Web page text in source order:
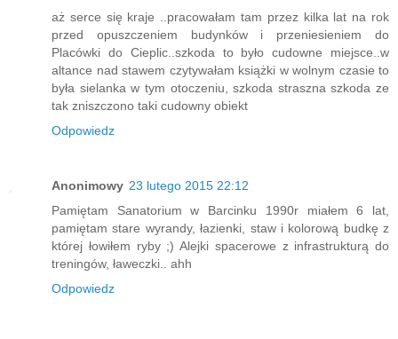
aż serce się kraje ..pracowałam tam przez kilka lat na rok
przed opuszczeniem budynków i przeniesieniem do
Placówki do Cieplic..szkoda to było cudowne miejsce..w
altance nad stawem czytywałam książki w wolnym czasie to
była sielanka w tym otoczeniu, szkoda straszna szkoda ze
tak zniszczono taki cudowny obiekt
Odpowiedz
Anonimowy 23 lutego 2015 22:12
Pamiętam Sanatorium w Barcinku 1990r miałem 6 lat,
pamiętam stare wyrandy, łazienki, staw i kolorową budkę z
której łowiłem ryby ;) Alejki spacerowe z infrastrukturą do
treningów, ławeczki.. ahh
Odpowiedz